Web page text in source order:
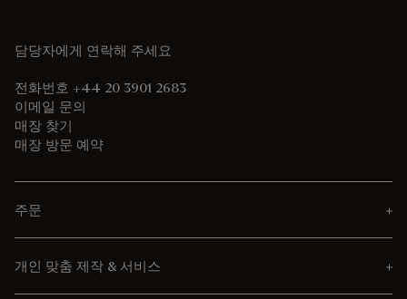
담당자에게 연락해 주세요
전화번호 +44 20 3901 2683
이메일 문의
매장 찾기
매장 방문 예약
주문
개인 맞춤 제작 & 서비스